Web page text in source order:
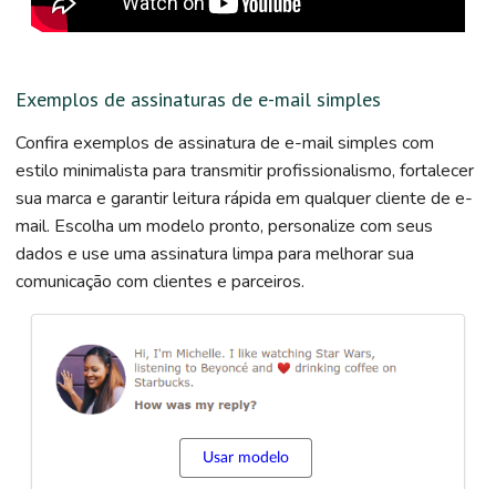
Exemplos de assinaturas de e-mail simples
Confira exemplos de assinatura de e-mail simples com
estilo minimalista para transmitir profissionalismo, fortalecer
sua marca e garantir leitura rápida em qualquer cliente de e-
mail. Escolha um modelo pronto, personalize com seus
dados e use uma assinatura limpa para melhorar sua
comunicação com clientes e parceiros.
Usar modelo